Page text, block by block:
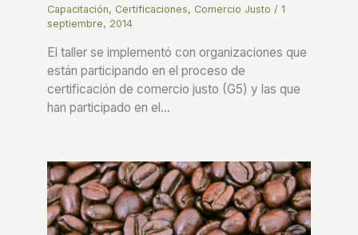
Capacitación, Certificaciones, Comercio Justo / 1
septiembre, 2014
El taller se implementó con organizaciones que
están participando en el proceso de
certificación de comercio justo (G5) y las que
han participado en el…